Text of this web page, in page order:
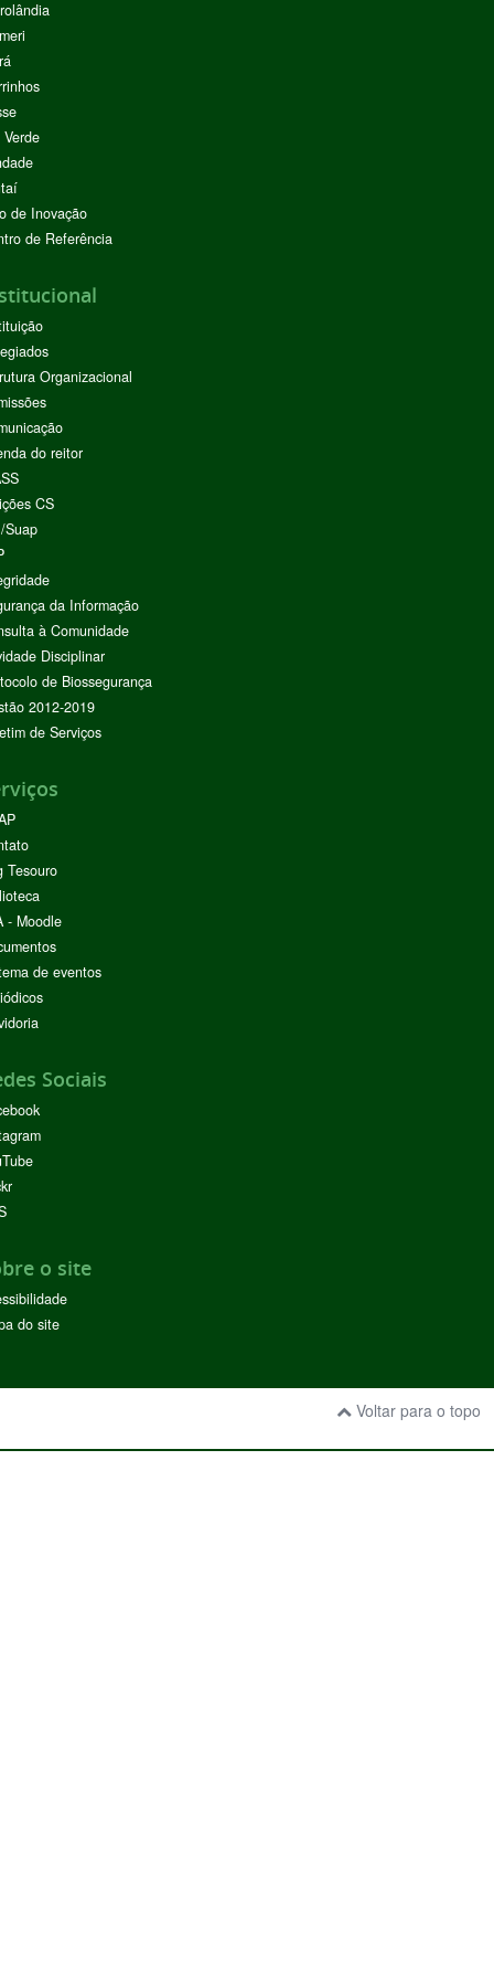
de Inovação
de Referência
Organizacional
do reitor
CS
Suap
da Informação
à Comunidade
Disciplinar
de Biossegurança
2012-2019
de Serviços
Tesouro
- Moodle
de eventos
Sociais
o site
do site
Voltar para o topo